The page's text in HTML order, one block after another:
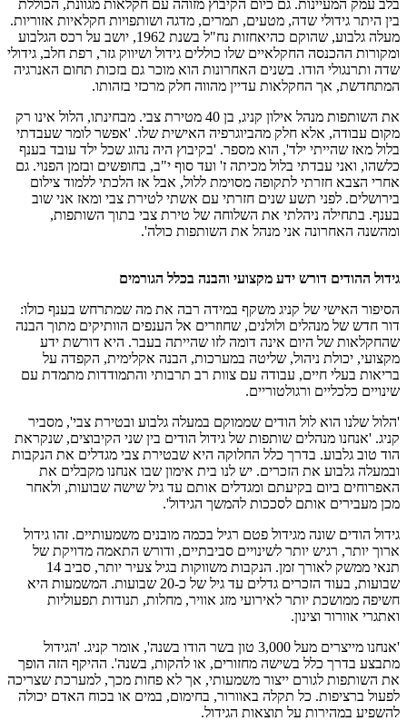
בלב עמק המעיינות. גם כיום הקיבוץ מזוהה עם חקלאות מגוונת, הכוללת
בין היתר גידולי שדה, מטעים, תמרים, מדגה ושותפויות חקלאיות אזוריות.
מעלה גלבוע, שהוקם כהיאחזות נח"ל בשנת 1962, יושב על רכס הגלבוע
ומקורות ההכנסה החקלאיים שלו כוללים גידול ושיווק גזר, רפת חלב, גידולי
שדה ותרנגולי הודו. בשנים האחרונות הוא מוכר גם בזכות תחום האנרגיה
המתחדשת, אך החקלאות עדיין מהווה חלק מרכזי בזהותו.
את השותפות מנהל אילון קניג, בן 40 מטירת צבי. מבחינתו, הלול אינו רק
מקום עבודה, אלא חלק מהביוגרפיה האישית שלו. 'אפשר לומר שעבדתי
בלול מאז שהייתי ילד', הוא מספר. 'בקיבוץ היה נהוג שכל ילד עובד בענף
כלשהו, ואני עבדתי בלול מכיתה ז' ועד סוף י"ב, בחופשים ובזמן הפנוי. גם
אחרי הצבא חזרתי לתקופה מסוימת ללול, אבל אז הלכתי ללמוד צילום
בירושלים. לפני תשע שנים חזרתי עם אשתי לטירת צבי ומאז אני שוב
בענף. בתחילה ניהלתי את השלוחה של טירת צבי בתוך השותפות,
ומהשנה האחרונה אני מנהל את השותפות כולה'.
גידול ההודים דורש ידע מקצועי והבנה בכלל הגורמים
הסיפור האישי של קניג משקף במידה רבה את מה שמתרחש בענף כולו:
דור חדש של מנהלים ולולנים, שחוזרים אל הענפים הוותיקים מתוך הבנה
שהחקלאות של היום אינה דומה לזו שהייתה בעבר. היא דורשת ידע
מקצועי, יכולת ניהול, שליטה במערכות, הבנה אקלימית, הקפדה על
בריאות בעלי חיים, עבודה עם צוות רב תרבותי והתמודדות מתמדת עם
שינויים כלכליים ורגולטוריים.
'הלול שלנו הוא לול הודים שממוקם במעלה גלבוע ובטירת צבי', מסביר
קניג. 'אנחנו מנהלים שותפות של גידול הודים בין שני הקיבוצים, שנקראת
הוד טוב גלבוע. בדרך כלל החלוקה היא שבטירת צבי מגדלים את הנקבות
ובמעלה גלבוע את הזכרים. יש לנו בית אימון שבו אנחנו מקבלים את
האפרוחים ביום בקיעתם ומגדלים אותם עד גיל שישה שבועות, ולאחר
מכן מעבירים אותם לסככות להמשך הגידול'.
גידול הודים שונה מגידול פטם רגיל בכמה מובנים משמעותיים. זהו גידול
ארוך יותר, רגיש יותר לשינויים סביבתיים, ודורש התאמה מדויקת של
תנאי ממשק לאורך זמן. הנקבות משווקות בגיל צעיר יותר, סביב 14
שבועות, בעוד הזכרים גדלים עד גיל של כ-20 שבועות. המשמעות היא
חשיפה ממושכת יותר לאירועי מזג אוויר, מחלות, תנודות תפעוליות
ואתגרי אוורור וצינון.
'אנחנו מייצרים מעל 3,000 טון בשר הודו בשנה', אומר קניג. 'הגידול
מתבצע בדרך כלל בשישה מחזורים, או להקות, בשנה'. ההיקף הזה הופך
את השותפות לגורם ייצור משמעותי, אך לא פחות מכך, למערכת שצריכה
לפעול ברציפות. כל תקלה באוורור, בחימום, במים או בכוח האדם יכולה
להשפיע במהירות על תוצאות הגידול.